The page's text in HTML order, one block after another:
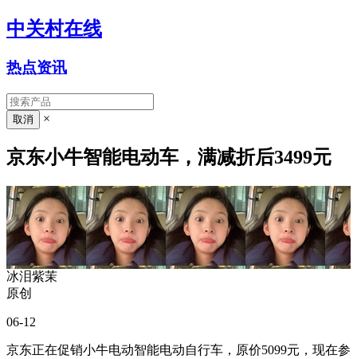
中关村在线
热点资讯
×
京东小牛智能电动车，满减折后3499元
冰泪紫茉
原创
06-12
京东正在促销小牛电动智能电动自行车，原价5099元，现在参